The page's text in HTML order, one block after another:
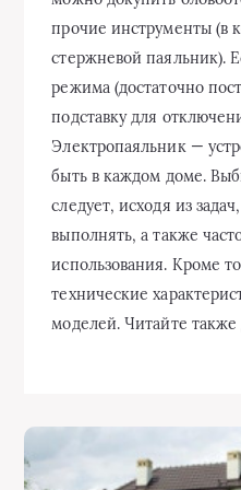
прочие инструменты (в
стержневой паяльник).
режима (достаточно
подставку для
Электропаяльник —
быть в каждом доме.
следует, исходя из
выполнять, а также
использования. Кроме
технические
моделей. Читайте также